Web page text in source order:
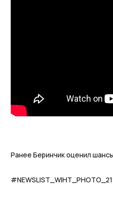
Ранее Беринчик оценил шансы